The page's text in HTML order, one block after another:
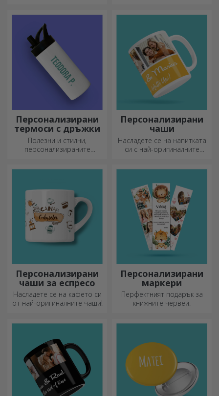
Персонализирани
термоси с дръжки
Полезни и стилни,
персонализираните
Персонализирани
чаши
Насладете се на напитката
си с най-оригиналните
Персонализирани
чаши за еспресо
Насладете се на кафето си
от най-оригиналните чаши!
Персонализирани
маркери
Перфектният подарък за
книжните червеи.